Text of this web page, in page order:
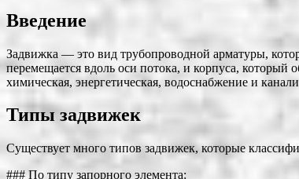
Введение
Задвижка — это вид трубопроводной арматуры,
перемещается вдоль оси потока, и корпуса, который
химическая, энергетическая, водоснабжение и
Типы задвижек
Существует много типов задвижек, которые
### По типу запорного элемента: